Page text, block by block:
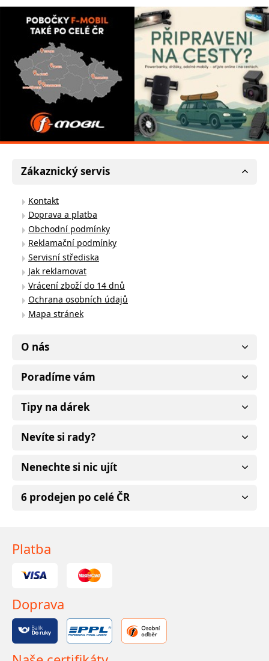
Zákaznický servis
Kontakt
Doprava a platba
Obchodní podmínky
Reklamační podmínky
Servisní střediska
Jak reklamovat
Vrácení zboží do 14 dnů
Ochrana osobních údajů
Mapa stránek
O nás
Poradíme vám
Tipy na dárek
Nevíte si rady?
Nenechte si nic ujít
6 prodejen po celé ČR
Platba
Doprava